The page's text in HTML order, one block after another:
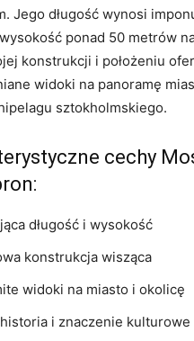
Jego długość wynosi
ponad 50 metrów
konstrukcji i położeniu​
widoki na panoramę
sztokholmskiego.
cechy
długość i wysokość
konstrukcja wisząca
widoki na miasto i okolicę
i znaczenie kulturowe